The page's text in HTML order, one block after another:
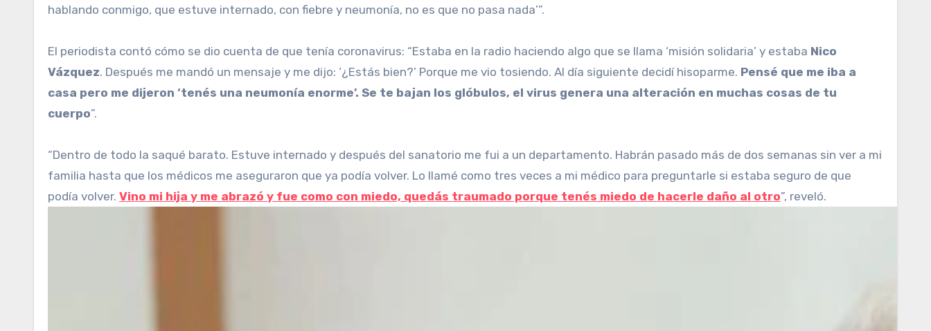
hablando conmigo, que estuve internado, con fiebre y neumonía, no es que no pasa nada’”.
El periodista contó cómo se dio cuenta de que tenía coronavirus: “Estaba en la radio haciendo algo que se llama ‘misión solidaria’ y estaba Nico
Vázquez. Después me mandó un mensaje y me dijo: ‘¿Estás bien?’ Porque me vio tosiendo. Al día siguiente decidí hisoparme. Pensé que me iba a
casa pero me dijeron ‘tenés una neumonía enorme’. Se te bajan los glóbulos, el virus genera una alteración en muchas cosas de tu
cuerpo”.
“Dentro de todo la saqué barato. Estuve internado y después del sanatorio me fui a un departamento. Habrán pasado más de dos semanas sin ver a mi
familia hasta que los médicos me aseguraron que ya podía volver. Lo llamé como tres veces a mi médico para preguntarle si estaba seguro de que
podía volver. Vino mi hija y me abrazó y fue como con miedo, quedás traumado porque tenés miedo de hacerle daño al otro”, reveló.